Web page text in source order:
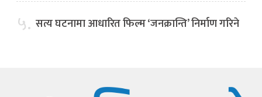
५. सत्य घटनामा आधारित फिल्म ‘जनक्रान्ति’ निर्माण गरिने